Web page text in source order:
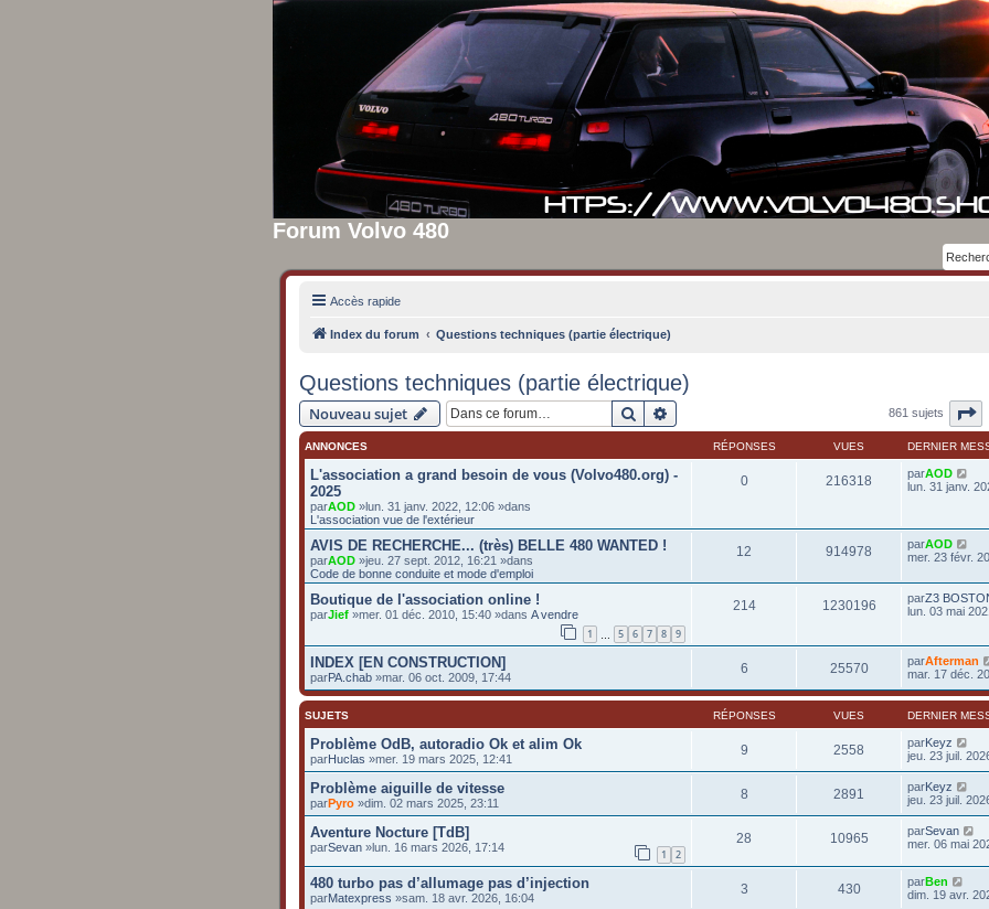
Forum Volvo 480
Accès rapide
Index du forum Questions techniques (partie électrique)
Questions techniques (partie électrique)
Nouveau sujet Rechercher 861 sujets
ANNONCES RÉPONSES VUES DERNIER
L'association a grand besoin de vous (Volvo480.org) -
2025
parAOD »lun. 31 janv. 2022, 12:06 »dans
L'association vue de l'extérieur
0 216318 parAOD
lun. 31 janv.
AVIS DE RECHERCHE... (très) BELLE 480 WANTED !
parAOD »jeu. 27 sept. 2012, 16:21 »dans
Code de bonne conduite et mode d'emploi
12 914978 parAOD
mer. 23 févr.
Boutique de l'association online !
parJief »mer. 01 déc. 2010, 15:40 »dans A vendre
1 … 5 6 7 8 9
214 1230196 parZ3
lun. 03 mai
INDEX [EN CONSTRUCTION]
parPA.chab »mar. 06 oct. 2009, 17:44
6 25570 parAfterman
mar. 17 déc.
SUJETS RÉPONSES VUES DERNIER
Problème OdB, autoradio Ok et alim Ok
parHuclas »mer. 19 mars 2025, 12:41
9 2558 parKeyz
jeu. 23 juil.
Problème aiguille de vitesse
parPyro »dim. 02 mars 2025, 23:11
8 2891 parKeyz
jeu. 23 juil.
Aventure Nocture [TdB]
parSevan »lun. 16 mars 2026, 17:14 1 2
28 10965 parSevan
mer. 06 mai
480 turbo pas d’allumage pas d’injection
parMatexpress »sam. 18 avr. 2026, 16:04
3 430 parBen
dim. 19 avr.